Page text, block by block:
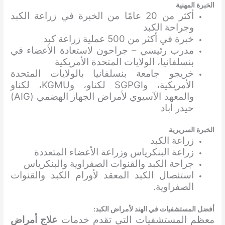
الخبرة المهنية
أكثر من 20 عامًا من الخبرة في زراعة الكبد
وجراحة الكبد
خبرة في أكثر من 500 عملية زراعة كبد
مدرب رئيسي – جراحون لاستعادة الأعضاء في
بنسلفانيا، الولايات المتحدة الأمريكية
خريجو جامعة بنسلفانيا بالولايات المتحدة
الأمريكية، وSGPGI لكناو، وKGMU، لكناو
والمعهد الآسيوي لأمراض الجهاز الهضمي (AIG)
حيدر أباد
الخبرة السريرية
زراعة الكبد
زراعة البنكرياس وزراعة الأعضاء المتعددة
جراحة الكبد والقنوات الصفراوية والبنكرياس
استئصال الكبد المعقد لأورام الكبد والقنوات
الصفراوية.
أفضل المستشفيات في الهند لأمراض الكبد:
معظم المستشفيات التي تقدم خدمات علاج أمراض